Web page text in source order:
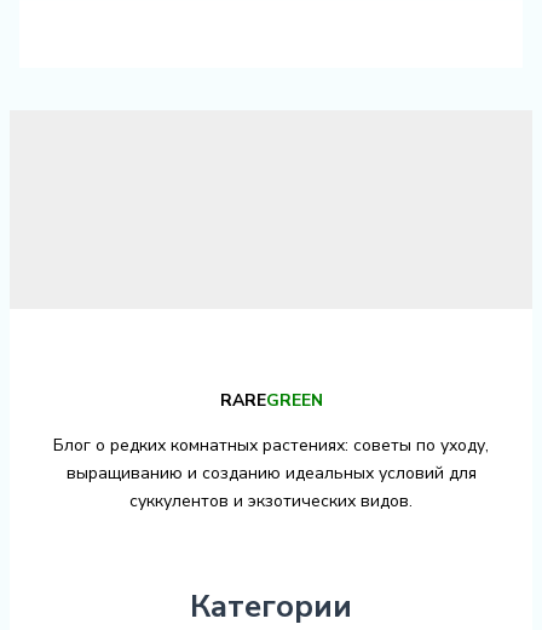
RAREGREEN
Блог о редких комнатных растениях: советы по уходу,
выращиванию и созданию идеальных условий для
суккулентов и экзотических видов.
Категории